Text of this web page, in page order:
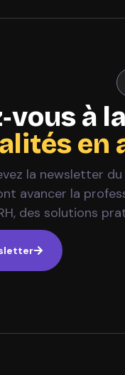
à
en
la newsletter
avancer la
des solutions